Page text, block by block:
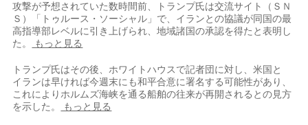
攻撃が予想されていた数時間前、トランプ氏は交流サイト（ＳＮ
Ｓ）「トゥルース・ソーシャル」​で、イランとの協議が同国の最
高指導部レベルに引き上げられ、地域諸国の承認を得た​と表明し
た。
もっと見る
トランプ氏はその後、ホワイトハウスで記者団に対し、米国と
イ⁠ランは早ければ今週末にも和平合意に署名する可能性があり、
これによりホルムズ海峡を通る​船舶の往来が再開されるとの見方
を示した。
もっと見る